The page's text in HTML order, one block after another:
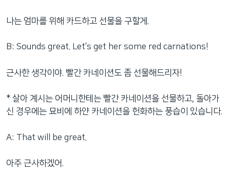
나는 엄마를 위해 카드하고 선물을 구할게.
B: Sounds great. Let’s get her some red carnations!
근사한 생각이야. 빨간 카네이션도 좀 선물해드리자!
* 살아 계시는 어머니한테는 빨간 카네이션을 선물하고, 돌아가
신 경우에는 묘비에 하얀 카네이션을 헌화하는 풍습이 있습니다.
A: That will be great.
아주 근사하겠어.